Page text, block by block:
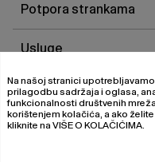
Potpora strankama
Usluge
O nama
Na našoj stranici
prilagodbu sadržaja i oglasa,
funkcionalnosti društvenih
korištenjem kolačića, a ako
kliknite na VIŠE O KOLAČIĆIMA.